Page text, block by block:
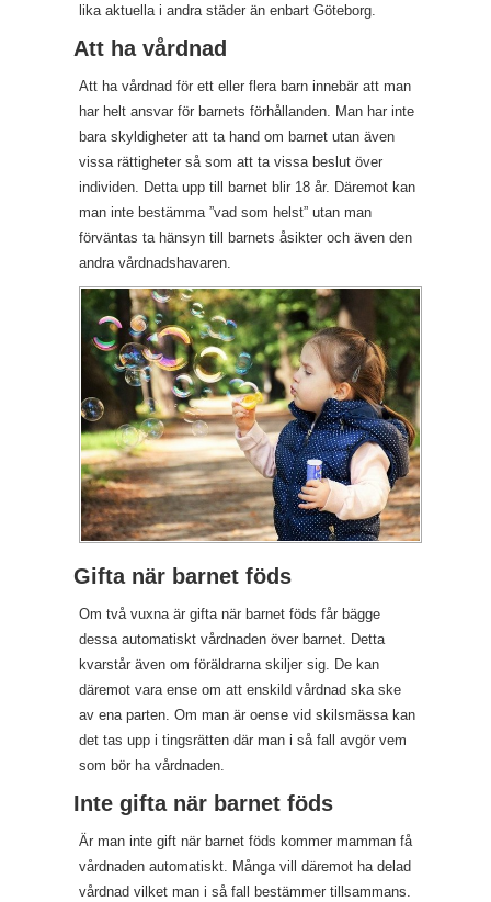
lika aktuella i andra städer än enbart Göteborg.
Att ha vårdnad
Att ha vårdnad för ett eller flera barn innebär att man
har helt ansvar för barnets förhållanden. Man har inte
bara skyldigheter att ta hand om barnet utan även
vissa rättigheter så som att ta vissa beslut över
individen. Detta upp till barnet blir 18 år. Däremot kan
man inte bestämma ”vad som helst” utan man
förväntas ta hänsyn till barnets åsikter och även den
andra vårdnadshavaren.
Gifta när barnet föds
Om två vuxna är gifta när barnet föds får bägge
dessa automatiskt vårdnaden över barnet. Detta
kvarstår även om föräldrarna skiljer sig. De kan
däremot vara ense om att enskild vårdnad ska ske
av ena parten. Om man är oense vid skilsmässa kan
det tas upp i tingsrätten där man i så fall avgör vem
som bör ha vårdnaden.
Inte gifta när barnet föds
Är man inte gift när barnet föds kommer mamman få
vårdnaden automatiskt. Många vill däremot ha delad
vårdnad vilket man i så fall bestämmer tillsammans.